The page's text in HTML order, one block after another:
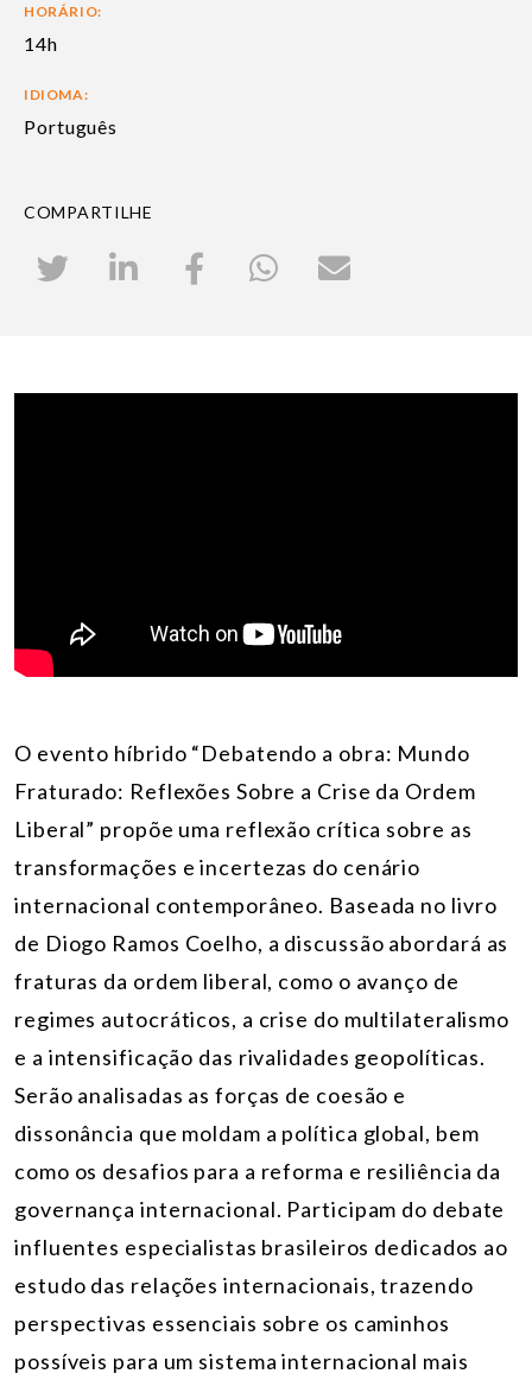
HORÁRIO:
14h
IDIOMA:
Português
COMPARTILHE
O evento híbrido “Debatendo a obra: Mundo
Fraturado: Reflexões Sobre a Crise da Ordem
Liberal” propõe uma reflexão crítica sobre as
transformações e incertezas do cenário
internacional contemporâneo. Baseada no livro
de Diogo Ramos Coelho, a discussão abordará as
fraturas da ordem liberal, como o avanço de
regimes autocráticos, a crise do multilateralismo
e a intensificação das rivalidades geopolíticas.
Serão analisadas as forças de coesão e
dissonância que moldam a política global, bem
como os desafios para a reforma e resiliência da
governança internacional. Participam do debate
influentes especialistas brasileiros dedicados ao
estudo das relações internacionais, trazendo
perspectivas essenciais sobre os caminhos
possíveis para um sistema internacional mais